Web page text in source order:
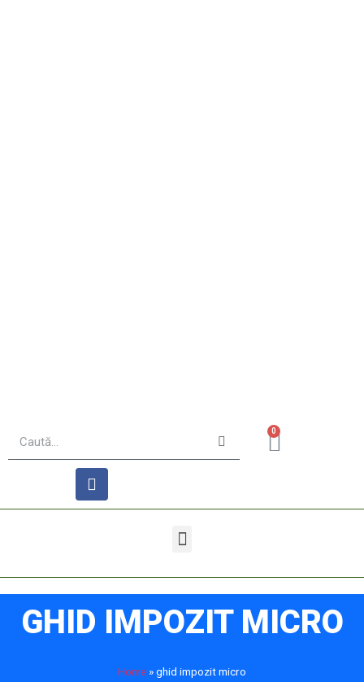
0
GHID IMPOZIT MICRO
Home »ghid impozit micro